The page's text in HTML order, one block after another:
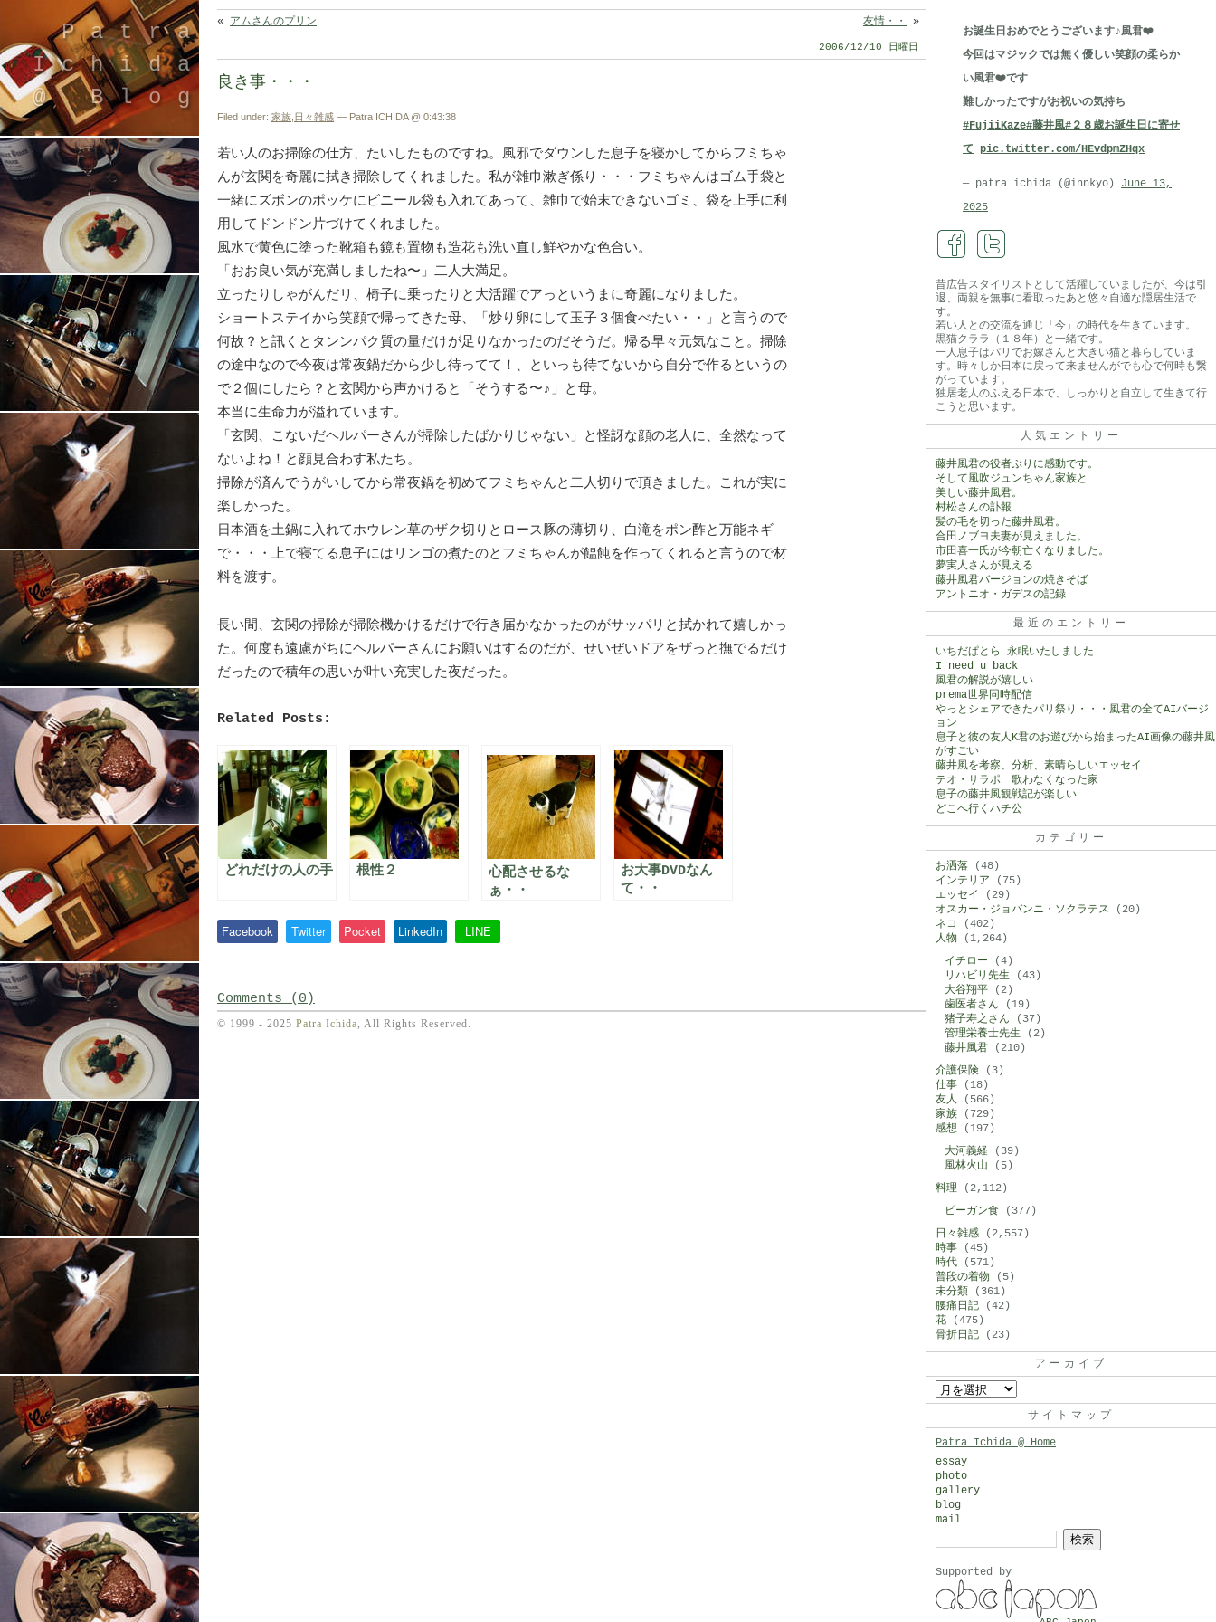
Patra
Ichida
@ Blog
引退したスタイリストの隠居ブログ
« アムさんのプリン 友情・・ »
2006/12/10 日曜日
良き事・・・
Filed under: 家族 日々雑感 — Patra ICHIDA @ 0:43:38
若い人のお掃除の仕方、たいしたものですね。風邪でダウンした息子を寝かしてからフミちゃ
んが玄関を奇麗に拭き掃除してくれました。私が雑巾漱ぎ係り・・・フミちゃんはゴム手袋と
一緒にズボンのポッケにビニール袋も入れてあって、雑巾で始末できないゴミ、袋を上手に利
用してドンドン片づけてくれました。
風水で黄色に塗った靴箱も鏡も置物も造花も洗い直し鮮やかな色合い。
「おお良い気が充満しましたね〜」二人大満足。
立ったりしゃがんだリ、椅子に乗ったりと大活躍でアっというまに奇麗になりました。
ショートステイから笑顔で帰ってきた母、「炒り卵にして玉子３個食べたい・・」と言うので
何故？と訊くとタンンパク質の量だけが足りなかったのだそうだ。帰る早々元気なこと。掃除
の途中なので今夜は常夜鍋だから少し待ってて！、といっも待てないから自分で作るというの
で２個にしたら？と玄関から声かけると「そうする〜♪」と母。
本当に生命力が溢れています。
「玄関、こないだヘルパーさんが掃除したばかりじゃない」と怪訝な顔の老人に、全然なって
ないよね！と顔見合わす私たち。
掃除が済んでうがいしてから常夜鍋を初めてフミちゃんと二人切りで頂きました。これが実に
楽しかった。
日本酒を土鍋に入れてホウレン草のザク切りとロース豚の薄切り、白滝をポン酢と万能ネギ
で・・・上で寝てる息子にはリンゴの煮たのとフミちゃんが饂飩を作ってくれると言うので材
料を渡す。
長い間、玄関の掃除が掃除機かけるだけで行き届かなかったのがサッパリと拭かれて嬉しかっ
た。何度も遠慮がちにヘルパーさんにお願いはするのだが、せいぜいドアをザっと撫でるだけ
だったので積年の思いが叶い充実した夜だった。
Related Posts:
どれだけの人の手 根性２
心配させるな
ぁ・・
お大事DVDなん
て・・
Facebook Twitter Pocket LinkedIn LINE
Comments (0)
お誕生日おめでとうございます♪風君❤️
今回はマジックでは無く優しい笑顔の柔らか
い風君❤️です
難しかったですがお祝いの気持ち
#FujiiKaze#藤井風#２８歳お誕生日に寄せ
て pic.twitter.com/HEvdpmZHqx
— patra ichida (@innkyo) June 13,
2025
昔広告スタイリストとして活躍していましたが、今は引
退、両親を無事に看取ったあと悠々自適な隠居生活で
す。
若い人との交流を通じ「今」の時代を生きています。
黒猫クララ（１８年）と一緒です。
一人息子はパリでお嫁さんと大きい猫と暮らしていま
す。時々しか日本に戻って来ませんがでも心で何時も繋
がっています。
独居老人のふえる日本で、しっかりと自立して生きて行
こうと思います。
人気エントリー
藤井風君の役者ぶりに感動です。
そして風吹ジュンちゃん家族と
美しい藤井風君。
村松さんの訃報
髪の毛を切った藤井風君。
合田ノブヨ夫妻が見えました。
市田喜一氏が今朝亡くなりました。
夢実人さんが見える
藤井風君バージョンの焼きそば
アントニオ・ガデスの記録
最近のエントリー
いちだぱとら 永眠いたしました
I need u back
風君の解説が嬉しい
prema世界同時配信
やっとシェアできたパリ祭り・・・風君の全てAIバージ
ョン
息子と彼の友人K君のお遊びから始まったAI画像の藤井風
がすごい
藤井風を考察、分析、素晴らしいエッセイ
テオ・サラポ 歌わなくなった家
息子の藤井風観戦記が楽しい
どこへ行くハチ公
カテゴリー
お洒落 (48)
インテリア (75)
エッセイ
(29)
オスカー・ジョバンニ・ソクラテス (20)
ネコ
(402)
人物 (1,264)
イチロー (4)
リハビリ先生 (43)
大谷翔平 (2)
歯医者さん (19)
猪子寿之さん (37)
管理栄養士先生 (2)
藤井風君 (210)
介護保険 (3)
仕事 (18)
友人 (566)
家族 (729)
感想 (197)
大河義経 (39)
風林火山 (5)
料理 (2,112)
ビーガン食 (377)
日々雑感 (2,557)
時事 (45)
時代 (571)
普段の着物 (5)
未分類 (361)
腰痛日記 (42)
花 (475)
骨折日記 (23)
アーカイブ
イ
サイトマップ
Patra Ichida @ Home
essay
photo
gallery
blog
mail
Supported by
© 1999 - 2025 Patra Ichida , All Rights Reserved.